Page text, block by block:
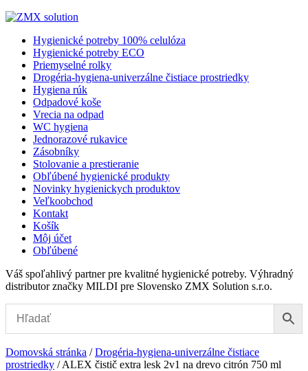
Hygienické potreby 100% celulóza
Hygienické potreby ECO
Priemyselné rolky
Drogéria-hygiena-univerzálne čistiace prostriedky
Hygiena rúk
Odpadové koše
Vrecia na odpad
WC hygiena
Jednorazové rukavice
Zásobníky
Stolovanie a prestieranie
Obľúbené hygienické produkty
Novinky hygienickych produktov
Veľkoobchod
Kontakt
Košík
Môj účet
Obľúbené
Váš spoľahlivý partner pre kvalitné hygienické potreby. Výhradný
distributor značky MILDI pre Slovensko ZMX Solution s.r.o.
Domovská stránka /Drogéria-hygiena-univerzálne čistiace
prostriedky /ALEX čistič extra lesk 2v1 na drevo citrón 750 ml